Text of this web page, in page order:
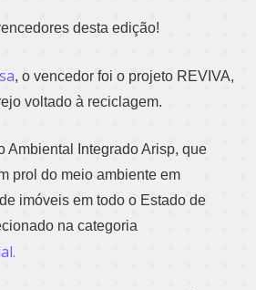
desta edição!
, o vencedor foi o projeto REVIVA,
voltado à reciclagem.
Ambiental Integrado Arisp, que
prol do meio ambiente em
imóveis em todo o Estado de
na categoria